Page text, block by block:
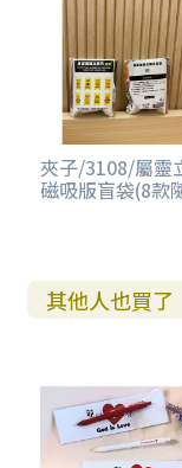
夾子/3108/屬靈
磁吸版盲袋(8款
其他人也買了